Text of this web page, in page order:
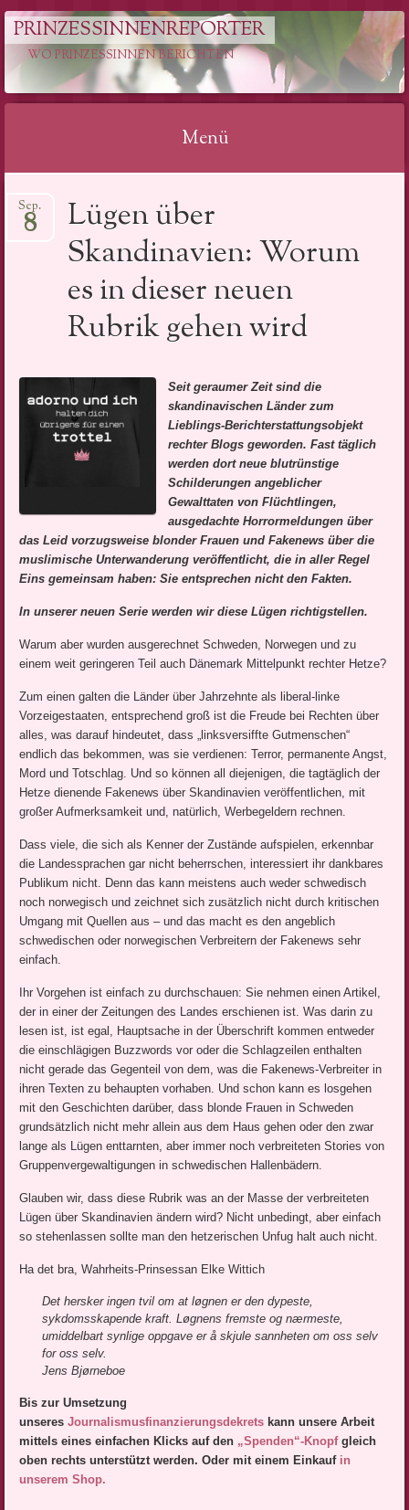
PRINZESSINNENREPORTER
WO PRINZESSINNEN BERICHTEN
Menü
zum
Lügen über
Skandinavien: Worum
es in dieser neuen
Rubrik gehen wird
Sep.
8
Seit geraumer Zeit sind die
skandinavischen Länder zum
Lieblings-Berichterstattungsobjekt
rechter Blogs geworden. Fast täglich
werden dort neue blutrünstige
Schilderungen angeblicher
Gewalttaten von Flüchtlingen,
ausgedachte Horrormeldungen über
das Leid vorzugsweise blonder Frauen und Fakenews über die
muslimische Unterwanderung veröffentlicht, die in aller Regel
Eins gemeinsam haben: Sie entsprechen nicht den Fakten.
In unserer neuen Serie werden wir diese Lügen richtigstellen.
Warum aber wurden ausgerechnet Schweden, Norwegen und zu
einem weit geringeren Teil auch Dänemark Mittelpunkt rechter Hetze?
Zum einen galten die Länder über Jahrzehnte als liberal-linke
Vorzeigestaaten, entsprechend groß ist die Freude bei Rechten über
alles, was darauf hindeutet, dass „linksversiffte Gutmenschen“
endlich das bekommen, was sie verdienen: Terror, permanente Angst,
Mord und Totschlag. Und so können all diejenigen, die tagtäglich der
Hetze dienende Fakenews über Skandinavien veröffentlichen, mit
großer Aufmerksamkeit und, natürlich, Werbegeldern rechnen.
Dass viele, die sich als Kenner der Zustände aufspielen, erkennbar
die Landessprachen gar nicht beherrschen, interessiert ihr dankbares
Publikum nicht. Denn das kann meistens auch weder schwedisch
noch norwegisch und zeichnet sich zusätzlich nicht durch kritischen
Umgang mit Quellen aus – und das macht es den angeblich
schwedischen oder norwegischen Verbreitern der Fakenews sehr
einfach.
Ihr Vorgehen ist einfach zu durchschauen: Sie nehmen einen Artikel,
der in einer der Zeitungen des Landes erschienen ist. Was darin zu
lesen ist, ist egal, Hauptsache in der Überschrift kommen entweder
die einschlägigen Buzzwords vor oder die Schlagzeilen enthalten
nicht gerade das Gegenteil von dem, was die Fakenews-Verbreiter in
ihren Texten zu behaupten vorhaben. Und schon kann es losgehen
mit den Geschichten darüber, dass blonde Frauen in Schweden
grundsätzlich nicht mehr allein aus dem Haus gehen oder den zwar
lange als Lügen enttarnten, aber immer noch verbreiteten Stories von
Gruppenvergewaltigungen in schwedischen Hallenbädern.
Glauben wir, dass diese Rubrik was an der Masse der verbreiteten
Lügen über Skandinavien ändern wird? Nicht unbedingt, aber einfach
so stehenlassen sollte man den hetzerischen Unfug halt auch nicht.
Ha det bra, Wahrheits-Prinsessan Elke Wittich
Det hersker ingen tvil om at løgnen er den dypeste,
sykdomsskapende kraft. Løgnens fremste og nærmeste,
umiddelbart synlige oppgave er å skjule sannheten om oss selv
for oss selv.
Jens Bjørneboe
Bis zur Umsetzung
unseresJournalismusfinanzierungsdekrets kann unsere Arbeit
mittels eines einfachen Klicks auf den „Spenden“-Knopfgleich
oben rechts unterstützt werden. Oder mit einem Einkauf in
unserem Shop.